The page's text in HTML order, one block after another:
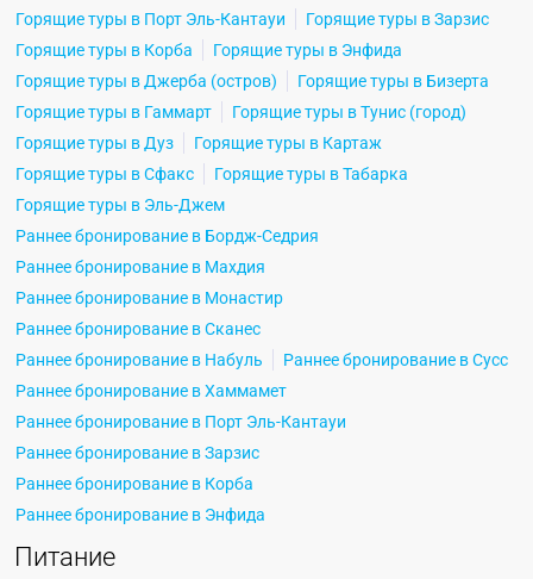
Горящие туры в Порт Эль-Кантауи
Горящие туры в Зарзис
Горящие туры в Корба
Горящие туры в Энфида
Горящие туры в Джерба (остров)
Горящие туры в Бизерта
Горящие туры в Гаммарт
Горящие туры в Тунис (город)
Горящие туры в Дуз
Горящие туры в Картаж
Горящие туры в Сфакс
Горящие туры в Табарка
Горящие туры в Эль-Джем
Раннее бронирование в Бордж-Седрия
Раннее бронирование в Махдия
Раннее бронирование в Монастир
Раннее бронирование в Сканес
Раннее бронирование в Набуль
Раннее бронирование в Сусс
Раннее бронирование в Хаммамет
Раннее бронирование в Порт Эль-Кантауи
Раннее бронирование в Зарзис
Раннее бронирование в Корба
Раннее бронирование в Энфида
Питание